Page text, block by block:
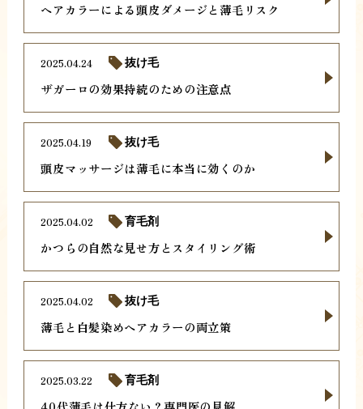
ヘアカラーによる頭皮ダメージと薄毛リスク
ザガーロの効果持続のための注意点
2025.04.24 抜け毛
頭皮マッサージは薄毛に本当に効くのか
2025.04.19 抜け毛
かつらの自然な見せ方とスタイリング術
2025.04.02 育毛剤
薄毛と白髪染めヘアカラーの両立策
2025.04.02 抜け毛
2025.03.22 育毛剤